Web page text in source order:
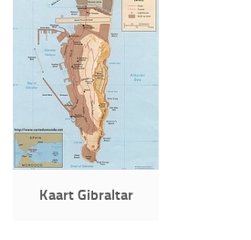
Kaart Gibraltar